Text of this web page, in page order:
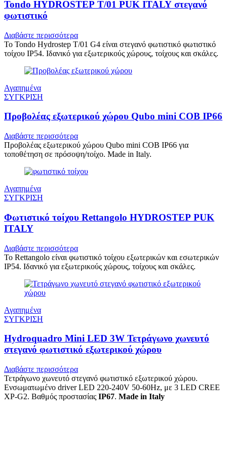
Tondo HYDROSTEP T/01 PUK ITALY στεγανό
φωτιστικό
Διαβάστε περισσότερα
Το Tondo Hydrostep T/01 G4 είναι στεγανό φωτιστικό φωτιστικό
τοίχου IP54. Ιδανικό για εξωτερικούς χώρους, τοίχους και σκάλες.
Αγαπημένα
ΣΥΓΚΡΙΣΗ
Προβολέας εξωτερικού χώρου Qubo mini COB IP66
Διαβάστε περισσότερα
Προβολέας εξωτερικού χώρου Qubo mini COB IP66 για
τοποθέτηση σε πρόσοψη/τοίχο. Made in Italy.
Αγαπημένα
ΣΥΓΚΡΙΣΗ
Φωτιστικό τοίχου Rettangolo HYDROSTEP PUK
ITALY
Διαβάστε περισσότερα
Το Rettangolo είναι φωτιστικό τοίχου εξωτερικών και εσωτερικών
IP54. Ιδανικό για εξωτερικούς χώρους, τοίχους και σκάλες.
Αγαπημένα
ΣΥΓΚΡΙΣΗ
Hydroquadro Mini LED 3W Τετράγωνο χωνευτό
στεγανό φωτιστικό εξωτερικού χώρου
Διαβάστε περισσότερα
Τετράγωνο χωνευτό στεγανό φωτιστικό εξωτερικού χώρου.
Ενσωματωμένο driver LED 220-240V 50-60Hz, με 3 LED CREE
XP-G2. Βαθμός προστασίας IP67. Made in Italy